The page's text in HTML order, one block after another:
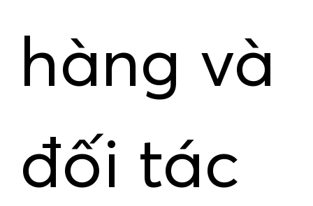
hàng và
đối tác